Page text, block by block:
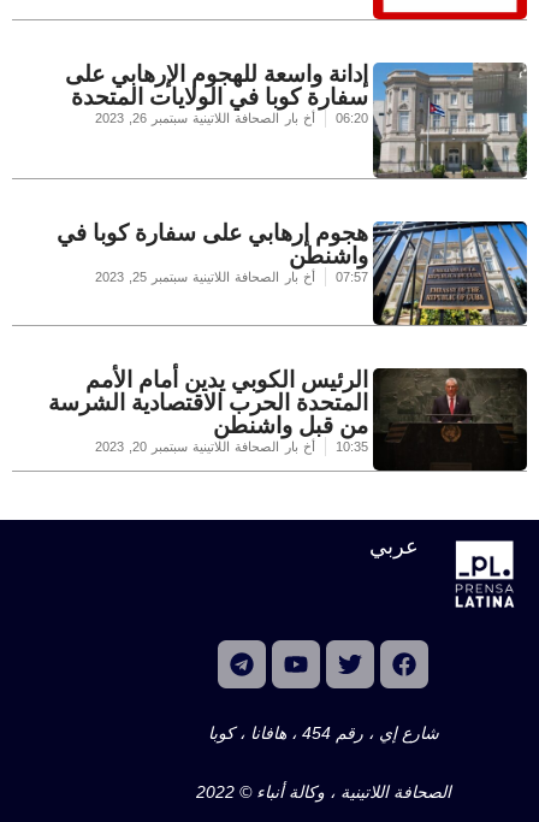
إدانة واسعة للهجوم الإرهابي على
سفارة كوبا في الولايات المتحدة
06:20 أخ بار الصحافة اللاتينية سبتمبر 26, 2023
هجوم إرهابي على سفارة كوبا في
واشنطن
07:57 أخ بار الصحافة اللاتينية سبتمبر 25, 2023
الرئيس الكوبي يدين أمام الأمم
المتحدة الحرب الاقتصادية الشرسة
من قبل واشنطن
10:35 أخ بار الصحافة اللاتينية سبتمبر 20, 2023
عربي
شارع إي ، رقم 454 ، هافانا ، كوبا
الصحافة اللاتينية ، وكالة أنباء © 2022